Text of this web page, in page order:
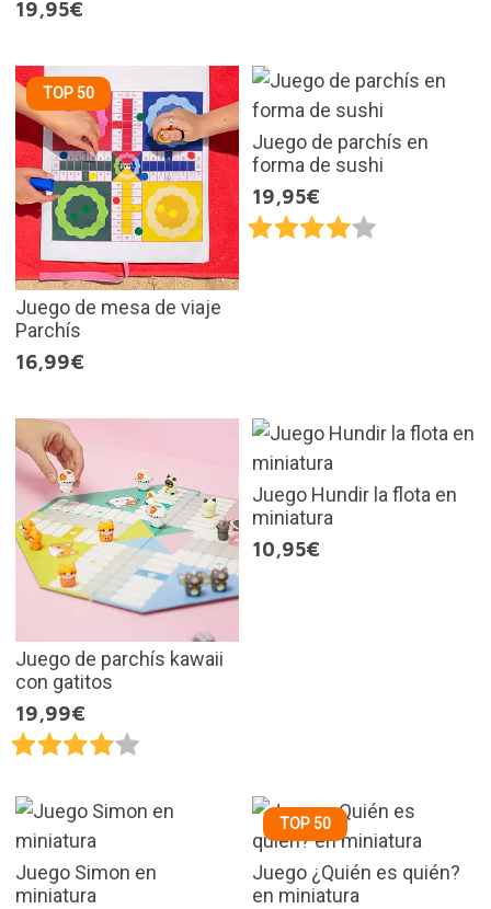
19,95€
TOP 50
Juego de mesa de viaje
Parchís
16,99€
Juego de parchís en
forma de sushi
19,95€
Juego de parchís kawaii
con gatitos
19,99€
Juego Hundir la flota en
miniatura
10,95€
Juego Simon en
miniatura
TOP 50
Juego ¿Quién es quién?
en miniatura